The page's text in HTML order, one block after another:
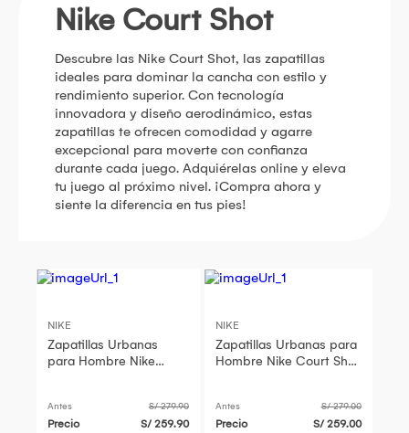
Nike Court Shot
Descubre las Nike Court Shot, las zapatillas
ideales para dominar la cancha con estilo y
rendimiento superior. Con tecnología
innovadora y diseño aerodinámico, estas
zapatillas te ofrecen comodidad y agarre
excepcional para moverte con confianza
durante cada juego. Adquiérelas online y eleva
tu juego al próximo nivel. ¡Compra ahora y
siente la diferencia en tus pies!
NIKE
Zapatillas Urbanas
para Hombre Nike
Antes S/ 279.90
Precio S/ 259.90
NIKE
Zapatillas Urbanas para
Hombre Nike Court Shot
Antes S/ 279.00
Precio S/ 259.00